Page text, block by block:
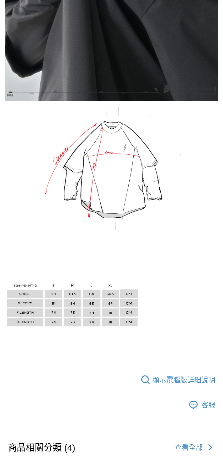
顯示電腦版詳細說明
客服
商品相關分類 (4) 查看全部